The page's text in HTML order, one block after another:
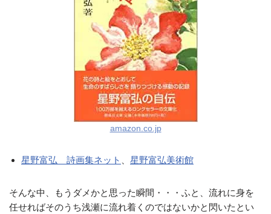
amazon.co.jp
星野富弘 詩画集ネット 星野富弘美術館
そんな中、もうダメかと思った瞬間・・・ふと、流れに身を
任せればそのうち浅瀬に流れ着くのではないかと閃いたとい